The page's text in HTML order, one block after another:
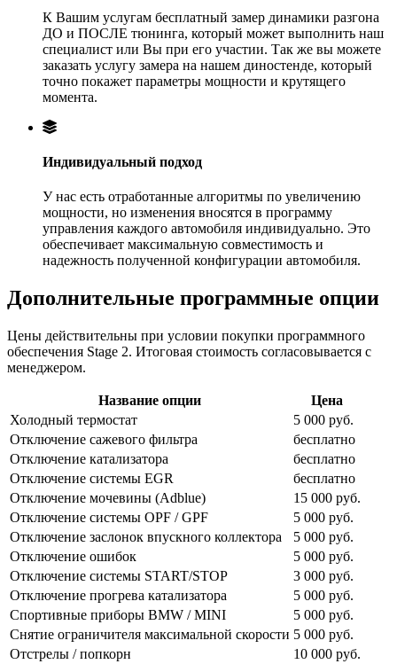
К Вашим услугам бесплатный замер динамики разгона
ДО и ПОСЛЕ тюнинга, который может выполнить наш
специалист или Вы при его участии. Так же вы можете
заказать услугу замера на нашем диностенде, который
точно покажет параметры мощности и крутящего
момента.
Индивидуальный подход
У нас есть отработанные алгоритмы по увеличению
мощности, но изменения вносятся в программу
управления каждого автомобиля индивидуально. Это
обеспечивает максимальную совместимость и
надежность полученной конфигурации автомобиля.
Дополнительные программные опции
Цены действительны при условии покупки программного
обеспечения Stage 2. Итоговая стоимость согласовывается с
менеджером.
Название опции
Цена
Холодный термостат
5 000 руб.
Отключение сажевого фильтра
бесплатно
Отключение катализатора
бесплатно
Отключение системы EGR
бесплатно
Отключение мочевины (Adblue)
15 000 руб.
Отключение системы OPF / GPF
5 000 руб.
Отключение заслонок впускного коллектора
5 000 руб.
Отключение ошибок
5 000 руб.
Отключение системы START/STOP
3 000 руб.
Отключение прогрева катализатора
5 000 руб.
Спортивные приборы BMW / MINI
5 000 руб.
Снятие ограничителя максимальной скорости 5 000 руб.
Отстрелы / попкорн
10 000 руб.